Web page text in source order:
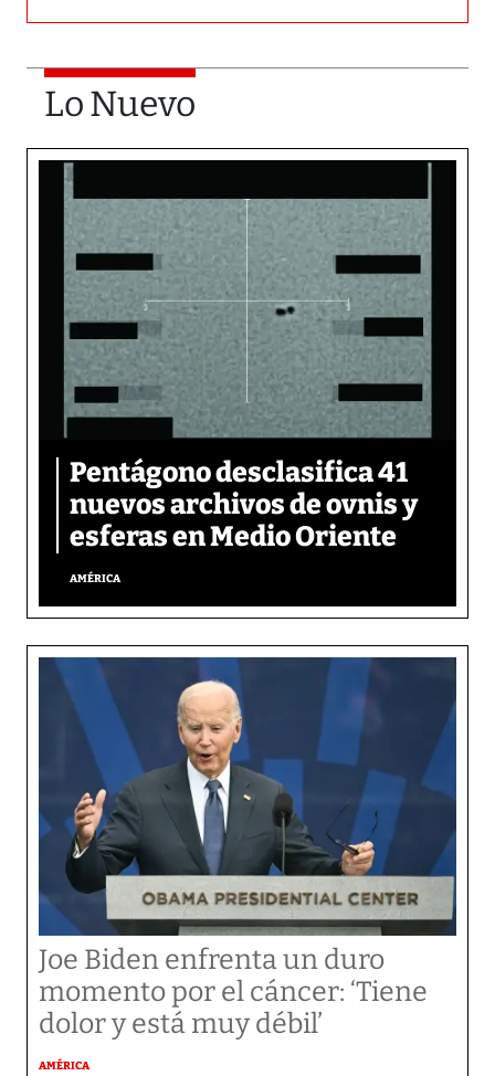
Lo Nuevo
Pentágono desclasifica 41
nuevos archivos de ovnis y
esferas en Medio Oriente
AMÉRICA
Joe Biden enfrenta un duro
momento por el cáncer: ‘Tiene
dolor y está muy débil’
AMÉRICA